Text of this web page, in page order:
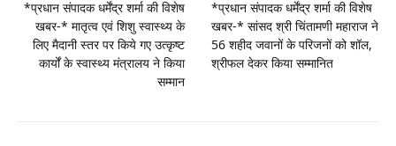
*प्रधान संपादक धर्मेंद्र शर्मा की विशेष
खबर-* मातृत्व एवं शिशु स्वास्थ्य के
लिए मैदानी स्तर पर किये गए उत्कृष्ट
कार्यों के स्वास्थ्य मंत्रालय ने किया
सम्मान
*प्रधान संपादक धर्मेंद्र शर्मा की विशेष
खबर-* सांसद श्री चिंतामणी महाराज ने
56 शहीद जवानों के परिजनों को शॉल,
श्रीफल देकर किया सम्मानित